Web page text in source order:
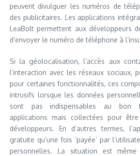
peuvent divulguer les numéros de
des publicitaires. Les applications
LeaBolt permettent aux développeurs
d’envoyer le numéro de téléphone à
Si la géolocalisation, l’accès aux
l’interaction avec les réseaux sociaux,
pour certaines fonctionnalités, ces
intrusifs lorsque les données
sont pas indispensables au bon
applications mais collectées pour
développeurs. En d’autres termes,
gratuite qu’une fois ‘payée’ par
personnelles. La situation est